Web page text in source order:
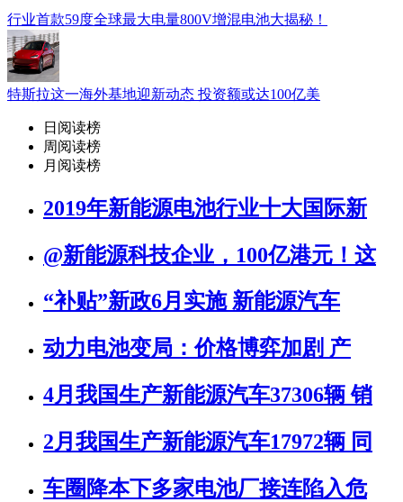
行业首款59度全球最大电量800V增混电池大揭秘！
特斯拉这一海外基地迎新动态 投资额或达100亿美
日阅读榜
周阅读榜
月阅读榜
2019年新能源电池行业十大国际新
@新能源科技企业，100亿港元！这
“补贴”新政6月实施 新能源汽车
动力电池变局：价格博弈加剧 产
4月我国生产新能源汽车37306辆 销
2月我国生产新能源汽车17972辆 同
车圈降本下多家电池厂接连陷入危